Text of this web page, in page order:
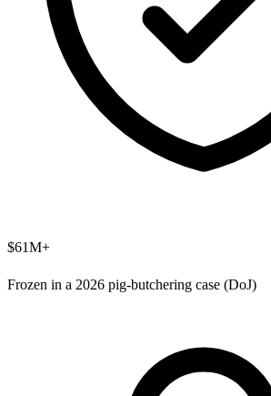
$61M+
Frozen in a 2026 pig-butchering case (DoJ)